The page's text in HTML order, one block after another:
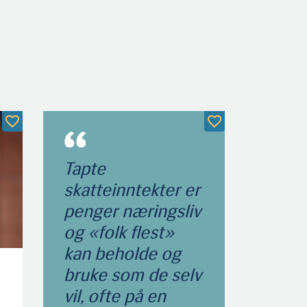
Tapte
skatteinntekter er
penger næringsliv
og «folk flest»
kan beholde og
bruke som de selv
vil, ofte på en